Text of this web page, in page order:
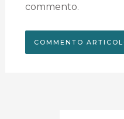
commento.